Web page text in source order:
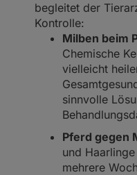
begleitet der
Kontrolle:
Milben beim
Chemische
vielleicht
sinnvolle
Pferd gegen
und
mehrere